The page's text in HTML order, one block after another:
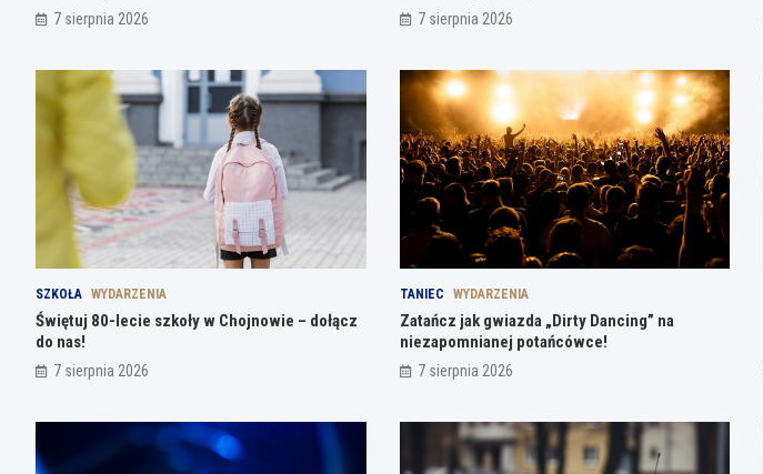
7 sierpnia 2026 7 sierpnia 2026
SZKOŁA WYDARZENIA
Świętuj 80-lecie szkoły w Chojnowie – dołącz
do nas!
7 sierpnia 2026
TANIEC WYDARZENIA
Zatańcz jak gwiazda „Dirty Dancing” na
niezapomnianej potańcówce!
7 sierpnia 2026